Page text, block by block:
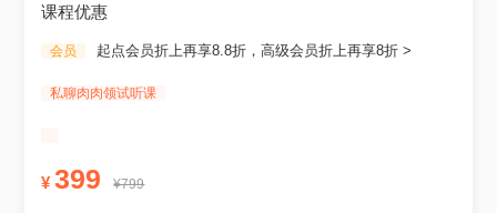
课程优惠
¥399 ¥799
会员 起点会员折上再享8.8折，高级会员折上再享8折 >
私聊肉肉领试听课